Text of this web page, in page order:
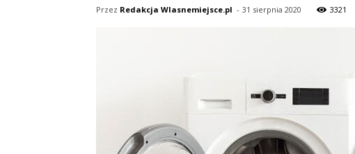
Przez Redakcja Wlasnemiejsce.pl - 31 sierpnia 2020 3321